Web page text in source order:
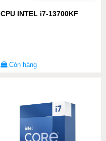
CPU INTEL i7-13700KF
Còn hàng